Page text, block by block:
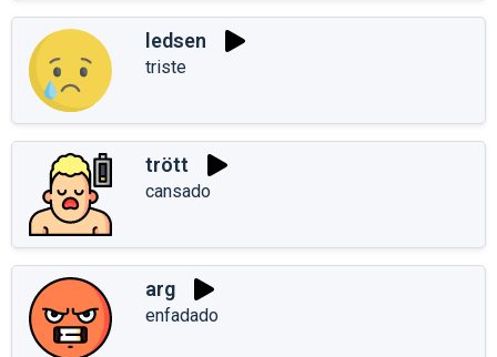
ledsen
triste
trött
cansado
arg
enfadado